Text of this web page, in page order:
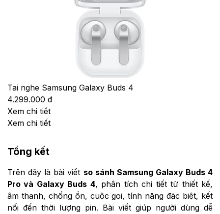
Tai nghe Samsung Galaxy Buds 4
4.299.000 đ
Xem chi tiết
Xem chi tiết
Tổng kết
Trên đây là bài viết so sánh Samsung Galaxy Buds 4
Pro và Galaxy Buds 4, phân tích chi tiết từ thiết kế,
âm thanh, chống ồn, cuộc gọi, tính năng đặc biệt, kết
nối đến thời lượng pin. Bài viết giúp người dùng dễ